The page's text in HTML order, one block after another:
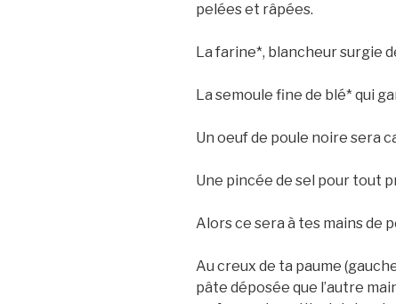
pelées et râpées.
La farine*, blancheur surgie
La semoule fine de blé* qui
Un oeuf de poule noire sera
Une pincée de sel pour tout
Alors ce sera à tes mains de
Au creux de ta paume
pâte déposée que l’autre